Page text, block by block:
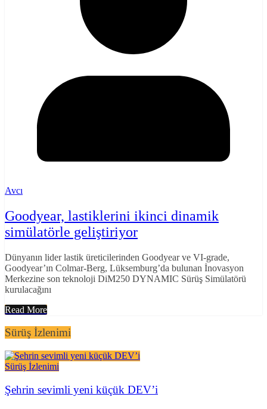
Avcı
Goodyear, lastiklerini ikinci dinamik
simülatörle geliştiriyor
Dünyanın lider lastik üreticilerinden Goodyear ve VI-grade,
Goodyear’ın Colmar-Berg, Lüksemburg’da bulunan İnovasyon
Merkezine son teknoloji DiM250 DYNAMIC Sürüş Simülatörü
kurulacağını
Read More
Sürüş İzlenimi
Sürüş İzlenimi
Şehrin sevimli yeni küçük DEV’i